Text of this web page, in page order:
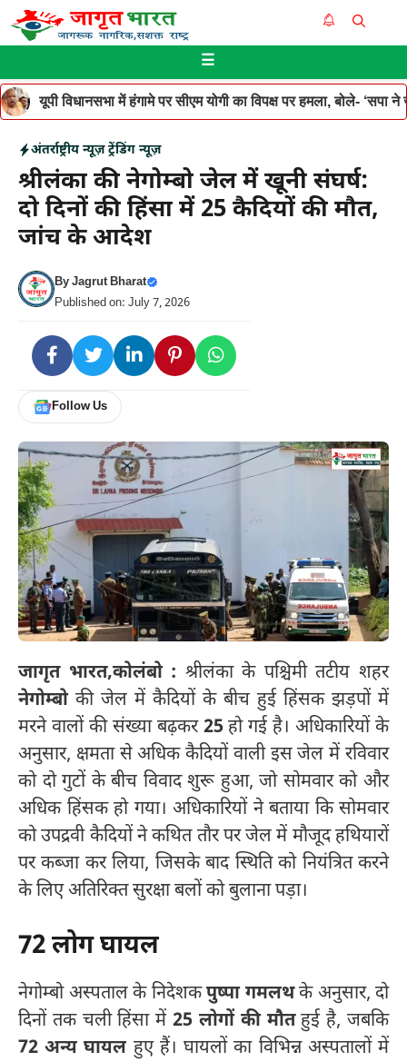
Skip
to
☰
यूपी विधानसभा में हंगामे पर सीएम योगी का विपक्ष पर हमला, बोले- ‘सपा ने
अंतर्राष्ट्रीय न्यूज़ ट्रेंडिंग न्यूज़
श्रीलंका की नेगोम्बो जेल में खूनी संघर्ष:
दो दिनों की हिंसा में 25 कैदियों की मौत,
जांच के आदेश
ByJagrut Bharat
Published on: July 7, 2026
Follow Us
जागृत भारत,कोलंबो : श्रीलंका के पश्चिमी तटीय शहर
नेगोम्बोकी जेल में कैदियों के बीच हुई हिंसक झड़पों में
मरने वालों की संख्या बढ़कर25हो गई है। अधिकारियों के
अनुसार, क्षमता से अधिक कैदियों वाली इस जेल में रविवार
को दो गुटों के बीच विवाद शुरू हुआ, जो सोमवार को और
अधिक हिंसक हो गया। अधिकारियों ने बताया कि सोमवार
को उपद्रवी कैदियों ने कथित तौर पर जेल में मौजूद हथियारों
पर कब्जा कर लिया, जिसके बाद स्थिति को नियंत्रित करने
के लिए अतिरिक्त सुरक्षा बलों को बुलाना पड़ा।
72 लोग घायल
नेगोम्बो अस्पताल के निदेशकपुष्पा गमलथके अनुसार, दो
दिनों तक चली हिंसा में25 लोगों की मौतहुई है, जबकि
72 अन्य घायल हुए हैं। घायलों का विभिन्न अस्पतालों में